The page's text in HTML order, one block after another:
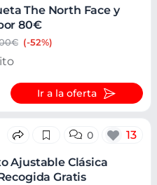
The North Face y
80€
(-52%)
Ir a la oferta
0 13
Ajustable Clásica
Gratis